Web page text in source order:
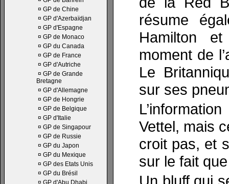
¤ GP de Chine
¤ GP d'Azerbaïdjan
¤ GP d'Espagne
¤ GP de Monaco
¤ GP du Canada
¤ GP de France
¤ GP d'Autriche
¤ GP de Grande
Bretagne
¤ GP d'Allemagne
¤ GP de Hongrie
¤ GP de Belgique
¤ GP d'Italie
¤ GP de Singapour
¤ GP de Russie
¤ GP du Japon
¤ GP du Mexique
¤ GP des Etats Unis
¤ GP du Brésil
¤ GP d'Abu Dhabi
résume
Hamilton
moment de
Le
sur ses
Vettel, mais
croit pas, et
sur le fait